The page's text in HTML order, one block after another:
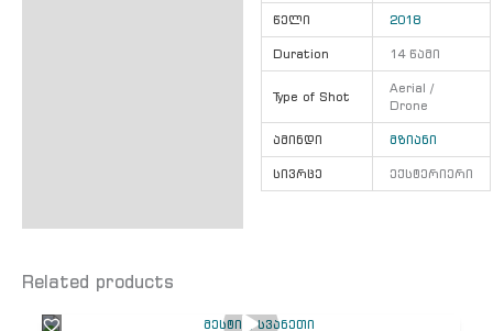
წელი 2018
Duration 14 წამი
Type of Shot
Aerial /
Drone
ამინდი მზიანი
სივრცე ექსტერიერი
Related products